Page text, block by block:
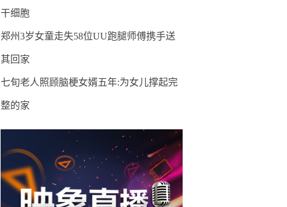
干细胞
郑州3岁女童走失58位UU跑腿师傅携手送
其回家
七旬老人照顾脑梗女婿五年:为女儿撑起完
整的家